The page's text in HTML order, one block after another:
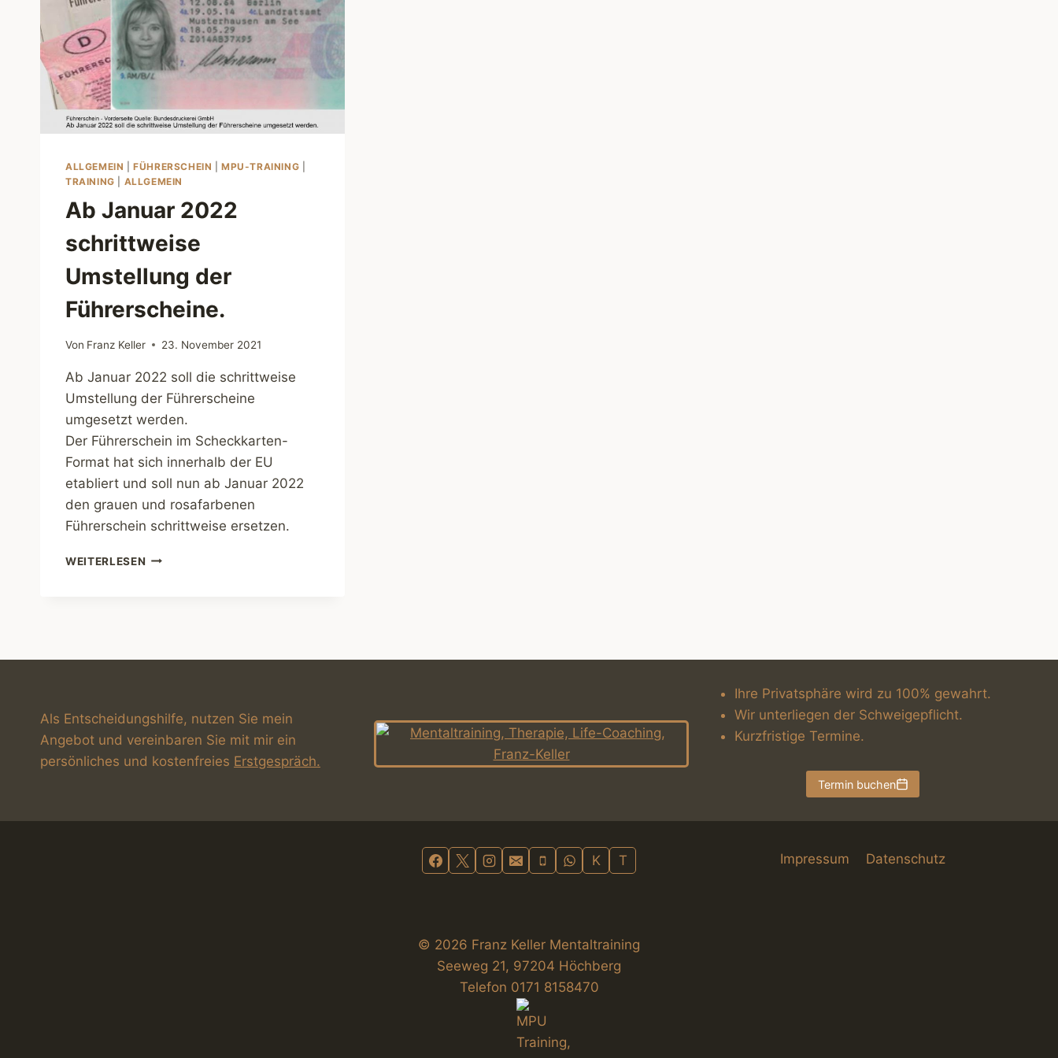
ALLGEMEIN |FÜHRERSCHEIN |MPU-TRAINING
TRAINING
ALLGEMEIN
Ab Januar 2022
schrittweise
Umstellung der
Führerscheine.
Von Franz Keller 23. November 2021
Ab Januar 2022 soll die schrittweise
Umstellung der Führerscheine
umgesetzt werden.
Der Führerschein im Scheckkarten-
Format hat sich innerhalb der EU
etabliert und soll nun ab Januar 2022
den grauen und rosafarbenen
Führerschein schrittweise ersetzen.
WEITERLESEN AB
Als Entscheidungshilfe, nutzen Sie mein
Angebot und vereinbaren Sie mit mir ein
persönliches und kostenfreies Erstgespräch.
Ihre Privatsphäre wird zu 100% gewahrt.
Wir unterliegen der Schweigepflicht.
Kurzfristige Termine.
Termin buchen
K T Impressum Datenschutz
© 2026 Franz Keller Mentaltraining
Seeweg 21, 97204 Höchberg
Telefon 0171 8158470